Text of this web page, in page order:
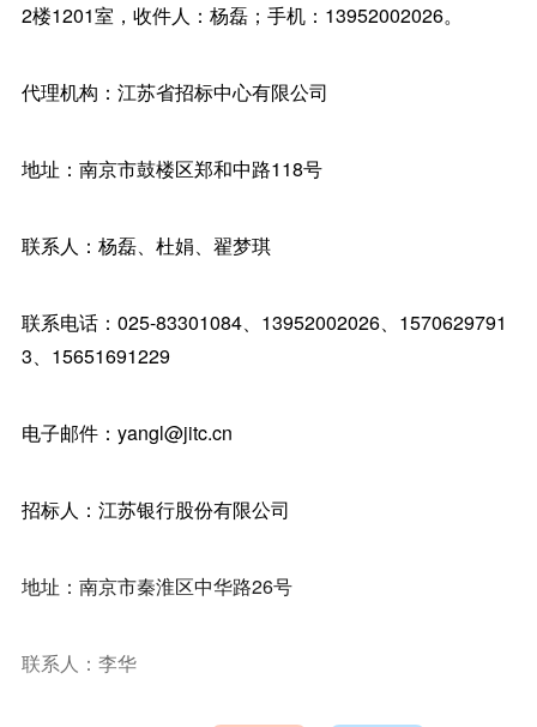
2楼1201室，收件人：杨磊；手机：13952002026。
代理机构：江苏省招标中心有限公司
地址：南京市鼓楼区郑和中路118号
联系人：杨磊、杜娟、翟梦琪
联系电话：025-83301084、13952002026、1570629791
3、15651691229
电子邮件：yangl@jitc.cn
招标人：江苏银行股份有限公司
地址：南京市秦淮区中华路26号
联系人：李华